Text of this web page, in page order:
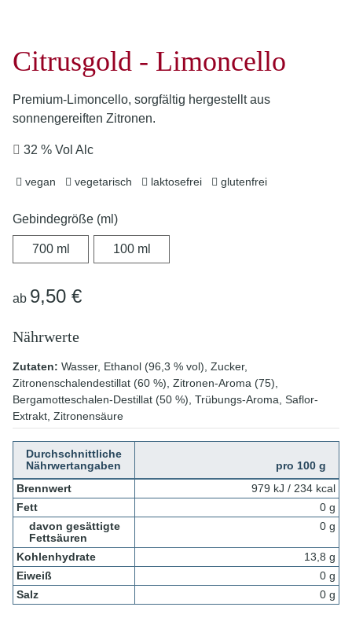
Citrusgold - Limoncello
Premium-Limoncello, sorgfältig hergestellt aus
sonnengereiften Zitronen.
32 % Vol Alc
vegan vegetarisch laktosefrei glutenfrei
Gebindegröße (ml)
700 ml700 ml 100 ml100 ml
ab 9,50 €
Nährwerte
Zutaten: Wasser, Ethanol (96,3 % vol), Zucker,
Zitronenschalendestillat (60 %), Zitronen-Aroma (75),
Bergamotteschalen-Destillat (50 %), Trübungs-Aroma, Saflor-
Extrakt, Zitronensäure
Durchschnittliche
Nährwertangaben
pro 100 g
Brennwert
979 kJ / 234 kcal
Fett
0 g
davon gesättigte
Fettsäuren
0 g
Kohlenhydrate
13,8 g
Eiweiß
0 g
Salz
0 g